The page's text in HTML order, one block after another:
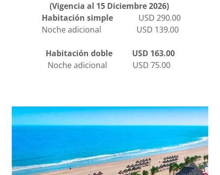
(Vigencia al 15 Diciembre 2026)
Habitación simple
USD 290.00
Noche adicional USD 139.00
Habitación doble USD 163.00
Noche adicional USD 75.00